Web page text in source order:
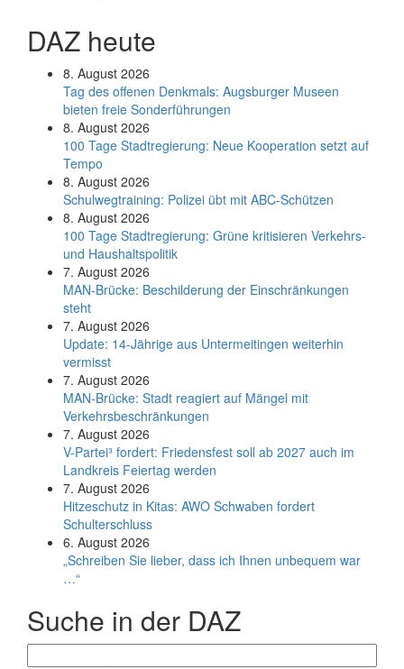
DAZ heute
8. August 2026
Tag des offenen Denkmals: Augsburger Museen
bieten freie Sonderführungen
8. August 2026
100 Tage Stadtregierung: Neue Kooperation setzt auf
Tempo
8. August 2026
Schul­weg­trai­ning: Poli­zei übt mit ABC-Schüt­zen
8. August 2026
100 Tage Stadtregierung: Grüne kritisieren Verkehrs-
und Haushaltspolitik
7. August 2026
MAN-Brücke: Beschilderung der Einschränkungen
steht
7. August 2026
Update: 14-Jährige aus Untermeitingen weiterhin
vermisst
7. August 2026
MAN-Brücke: Stadt reagiert auf Mängel mit
Verkehrsbeschränkungen
7. August 2026
V-Partei­³ fordert: Friedens­fest soll ab 2027 auch im
Land­kreis Feier­tag werden
7. August 2026
Hitzeschutz in Kitas: AWO Schwaben fordert
Schulterschluss
6. August 2026
„Schreiben Sie lieber, dass ich Ihnen unbequem war
…“
Suche in der DAZ